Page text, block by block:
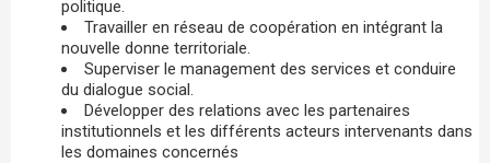
politique.
Travailler en réseau de coopération en intégrant la
nouvelle donne territoriale.
Superviser le management des services et conduire
du dialogue social.
Développer des relations avec les partenaires
institutionnels et les différents acteurs intervenants dans
les domaines concernés